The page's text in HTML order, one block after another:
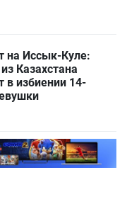
на Иссык-Куле:
Казахстана
в избиении 14-